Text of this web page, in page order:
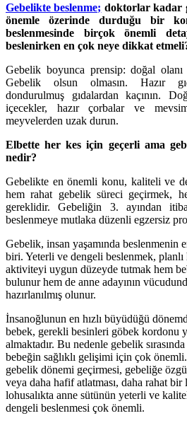
Gebelikte beslenme; doktorlar kadar
önemle özerinde durduğu bir
beslenmesinde birçok önemli
beslenirken en çok neye dikkat
Gebelik boyunca prensip: doğal
Gebelik olsun olmasın. Hazır
dondurulmuş gıdalardan kaçının.
içecekler, hazır çorbalar ve
meyvelerden uzak durun.
Elbette her kes için geçerli ama
nedir?
Gebelikte en önemli konu, kaliteli ve
hem rahat gebelik süreci geçirmek,
gereklidir. Gebeliğin 3. ayından
beslenmeye mutlaka düzenli egzersiz
Gebelik, insan yaşamında beslenmenin
biri. Yeterli ve dengeli beslenmek,
aktiviteyi uygun düzeyde tutmak hem
bulunur hem de anne adayının
hazırlanılmış olunur.
İnsanoğlunun en hızlı büyüdüğü
bebek, gerekli besinleri göbek kordonu
almaktadır. Bu nedenle gebelik
bebeğin sağlıklı gelişimi için çok
gebelik dönemi geçirmesi, gebeliğe özgü
veya daha hafif atlatması, daha rahat
lohusalıkta anne sütünün yeterli ve
dengeli beslenmesi çok önemli.